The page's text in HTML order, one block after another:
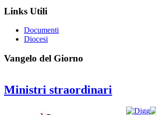
Links Utili
Documenti
Diocesi
Vangelo del Giorno
Ministri straordinari